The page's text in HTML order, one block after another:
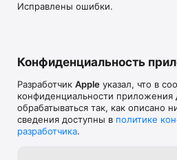
Исправлены ошибки.
Конфиденциальность
Разработчик Apple указал, что в
конфиденциальности приложения
обрабатываться так, как описано
сведения доступны в политике
разработчика.